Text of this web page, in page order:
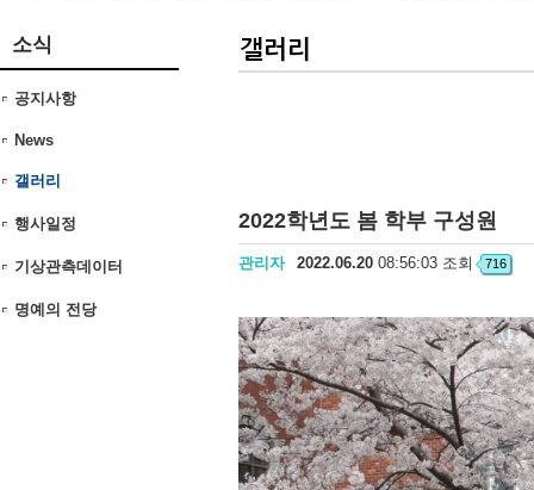
2022학년도 봄 학부 구성원
관리자 2022.06.20 08:56:03 조회 716
소식
공지사항
News
갤러리
행사일정
기상관측데이터
명예의 전당